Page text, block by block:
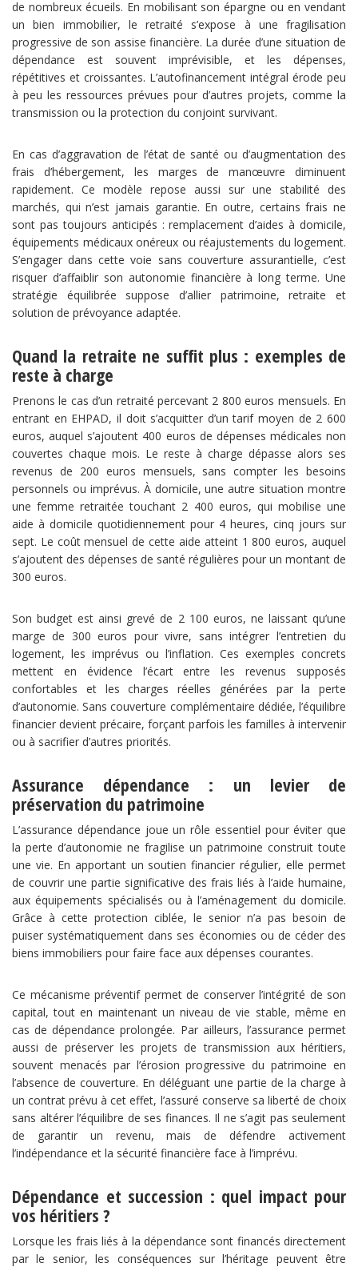
de nombreux écueils. En mobilisant son épargne ou en vendant
un bien immobilier, le retraité s’expose à une fragilisation
progressive de son assise financière. La durée d’une situation de
dépendance est souvent imprévisible, et les dépenses,
répétitives et croissantes. L’autofinancement intégral érode peu
à peu les ressources prévues pour d’autres projets, comme la
transmission ou la protection du conjoint survivant.
En cas d’aggravation de l’état de santé ou d’augmentation des
frais d’hébergement, les marges de manœuvre diminuent
rapidement. Ce modèle repose aussi sur une stabilité des
marchés, qui n’est jamais garantie. En outre, certains frais ne
sont pas toujours anticipés : remplacement d’aides à domicile,
équipements médicaux onéreux ou réajustements du logement.
S’engager dans cette voie sans couverture assurantielle, c’est
risquer d’affaiblir son autonomie financière à long terme. Une
stratégie équilibrée suppose d’allier patrimoine, retraite et
solution de prévoyance adaptée.
Quand la retraite ne suffit plus : exemples de
reste à charge
Prenons le cas d’un retraité percevant 2 800 euros mensuels. En
entrant en EHPAD, il doit s’acquitter d’un tarif moyen de 2 600
euros, auquel s’ajoutent 400 euros de dépenses médicales non
couvertes chaque mois. Le reste à charge dépasse alors ses
revenus de 200 euros mensuels, sans compter les besoins
personnels ou imprévus. À domicile, une autre situation montre
une femme retraitée touchant 2 400 euros, qui mobilise une
aide à domicile quotidiennement pour 4 heures, cinq jours sur
sept. Le coût mensuel de cette aide atteint 1 800 euros, auquel
s’ajoutent des dépenses de santé régulières pour un montant de
300 euros.
Son budget est ainsi grevé de 2 100 euros, ne laissant qu’une
marge de 300 euros pour vivre, sans intégrer l’entretien du
logement, les imprévus ou l’inflation. Ces exemples concrets
mettent en évidence l’écart entre les revenus supposés
confortables et les charges réelles générées par la perte
d’autonomie. Sans couverture complémentaire dédiée, l’équilibre
financier devient précaire, forçant parfois les familles à intervenir
ou à sacrifier d’autres priorités.
Assurance dépendance : un levier de
préservation du patrimoine
L’assurance dépendance joue un rôle essentiel pour éviter que
la perte d’autonomie ne fragilise un patrimoine construit toute
une vie. En apportant un soutien financier régulier, elle permet
de couvrir une partie significative des frais liés à l’aide humaine,
aux équipements spécialisés ou à l’aménagement du domicile.
Grâce à cette protection ciblée, le senior n’a pas besoin de
puiser systématiquement dans ses économies ou de céder des
biens immobiliers pour faire face aux dépenses courantes.
Ce mécanisme préventif permet de conserver l’intégrité de son
capital, tout en maintenant un niveau de vie stable, même en
cas de dépendance prolongée. Par ailleurs, l’assurance permet
aussi de préserver les projets de transmission aux héritiers,
souvent menacés par l’érosion progressive du patrimoine en
l’absence de couverture. En déléguant une partie de la charge à
un contrat prévu à cet effet, l’assuré conserve sa liberté de choix
sans altérer l’équilibre de ses finances. Il ne s’agit pas seulement
de garantir un revenu, mais de défendre activement
l’indépendance et la sécurité financière face à l’imprévu.
Dépendance et succession : quel impact pour
vos héritiers ?
Lorsque les frais liés à la dépendance sont financés directement
par le senior, les conséquences sur l’héritage peuvent être